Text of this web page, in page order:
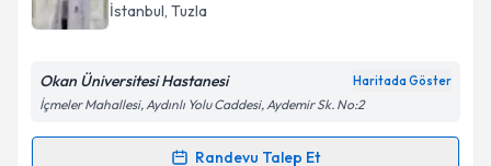
İstanbul, Tuzla
Okan Üniversitesi Hastanesi Haritada Göster
İçmeler Mahallesi, Aydınlı Yolu Caddesi, Aydemir Sk. No:2
Randevu Talep Et